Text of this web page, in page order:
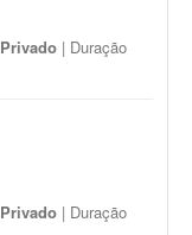
Privado | Duração
Privado | Duração